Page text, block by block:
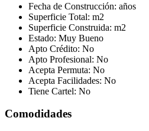
Fecha de Construcción: años
Superficie Total: m2
Superficie Construida: m2
Estado: Muy Bueno
Apto Crédito: No
Apto Profesional: No
Acepta Permuta: No
Acepta Facilidades: No
Tiene Cartel: No
Comodidades